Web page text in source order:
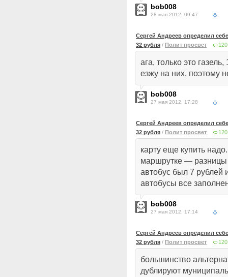
bob008
28 мая 2012, 09:47
Сергей Андреев определил
32 рубля / Полит просвет 120
ага, только это
езжу на них, поэтому
bob008
27 мая 2012, 17:28
Сергей Андреев определил
32 рубля / Полит просвет 120
карту еще купить
маршрутке — разницы
автобус был 7 рублей
автобусы все
bob008
27 мая 2012, 17:14
Сергей Андреев определил
32 рубля / Полит просвет 120
большинство
дублируют